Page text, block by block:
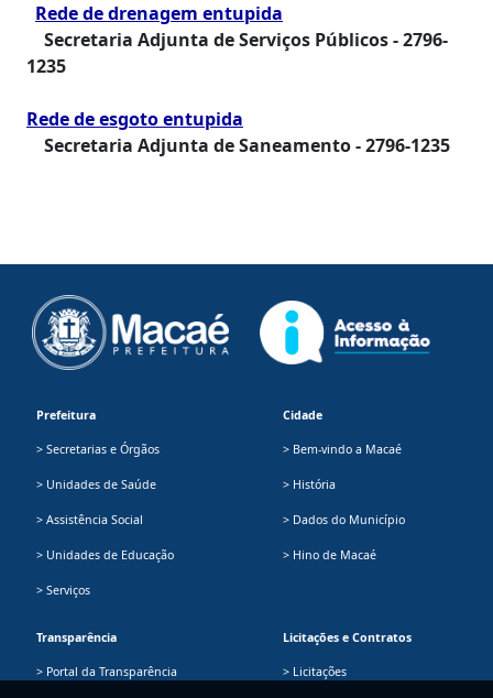
Rede de drenagem entupida
Secretaria Adjunta de Serviços Públicos -2796-
1235
Rede de esgoto entupida
Secretaria Adjunta de Saneamento -2796-1235
Prefeitura
> Secretarias e Órgãos
> Unidades de Saúde
> Assistência Social
> Unidades de Educação
> Serviços
Cidade
> Bem-vindo a Macaé
> História
> Dados do Município
> Hino de Macaé
Transparência
> Portal da Transparência
Licitações e Contratos
> Licitações